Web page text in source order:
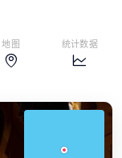
地图 统计数据